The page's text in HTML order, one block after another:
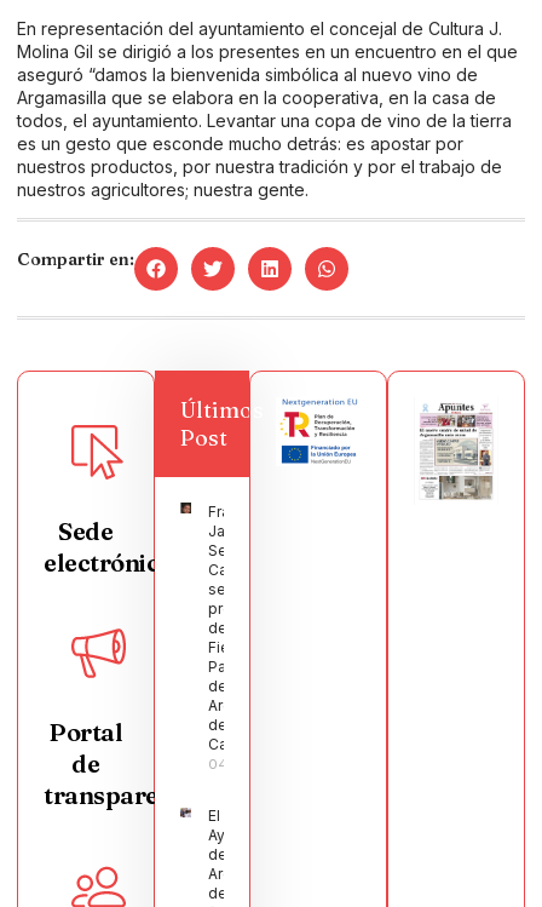
En representación del ayuntamiento el concejal de Cultura J.
Molina Gil se dirigió a los presentes en un encuentro en el que
aseguró “damos la bienvenida simbólica al nuevo vino de
Argamasilla que se elabora en la cooperativa, en la casa de
todos, el ayuntamiento. Levantar una copa de vino de la tierra
es un gesto que esconde mucho detrás: es apostar por
nuestros productos, por nuestra tradición y por el trabajo de
nuestros agricultores; nuestra gente.
Compartir en:
Sede
electrónica
Portal
de
transparencia
Últimos
Post
Francisco
Javier
Segura
Castellanos
será el
pregonero
de las
Fiestas
Patronales
de
Argamasilla
de
Calatrava
04/08/2026
El
Ayuntamiento
de
Argamasilla
de Calatrava